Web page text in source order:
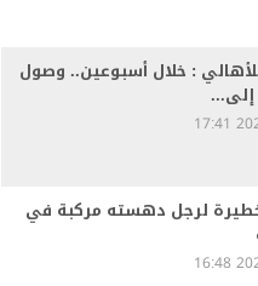
: خلال أسبوعين.. وصول
لرجل دهسته مركبة في